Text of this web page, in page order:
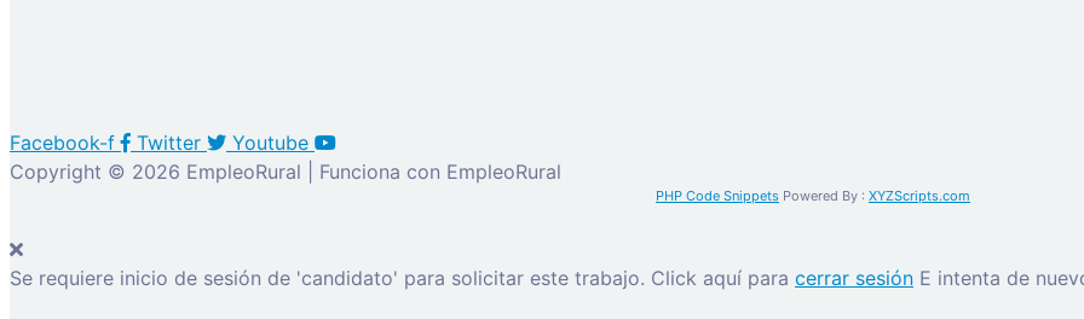
Facebook-f Twitter
Youtube
Copyright © 2026 EmpleoRural | Funciona con EmpleoRural
PHP Code Snippets Powered By : XYZScripts.com
Se requiere inicio de sesión de 'candidato' para solicitar este trabajo. Click aquí para cerrar sesión E intenta de